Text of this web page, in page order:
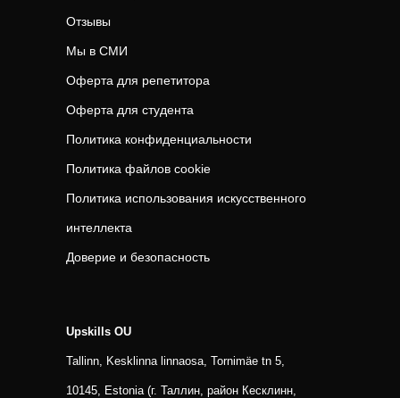
Отзывы
Мы в СМИ
Оферта для репетитора
Оферта для студента
Политика конфиденциальности
Политика файлов cookie
Политика использования искусственного
интеллекта
Доверие и безопасность
Upskills OU
Tallinn, Kesklinna linnaosa, Tornimäe tn 5,
10145, Estonia (г. Таллин, район Кесклинн,